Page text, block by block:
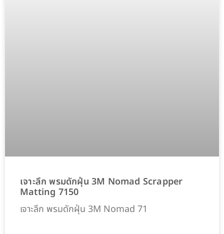
เจาะลึก พรมดักฝุ่น 3M Nomad Scrapper
Matting 7150
เจาะลึก พรมดักฝุ่น 3M Nomad 71